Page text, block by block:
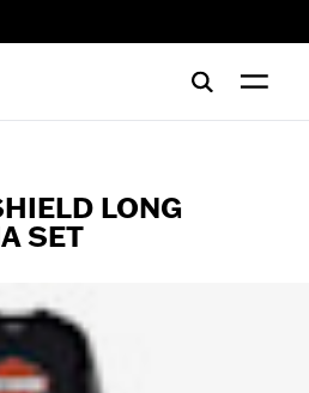
LONG
SET